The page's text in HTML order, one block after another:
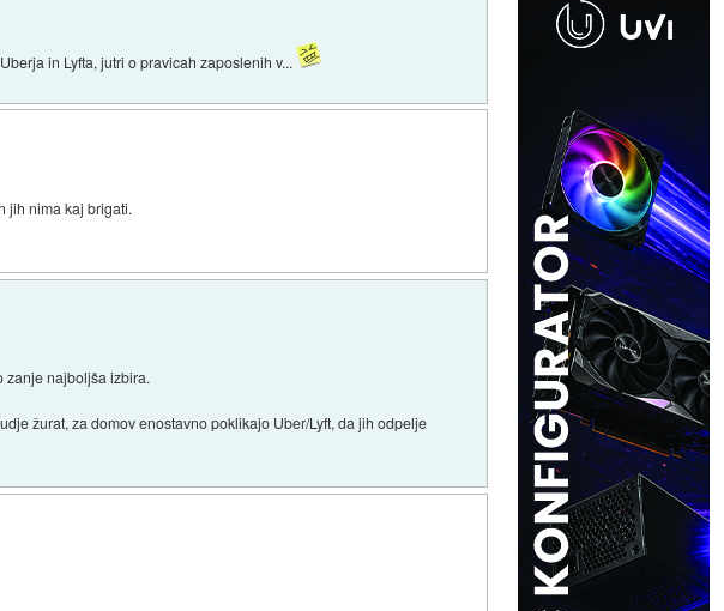
in Lyfta, jutri o pravicah zaposlenih v...
jih nima kaj brigati.
zanje najboljša izbira.
žurat, za domov enostavno poklikajo Uber/Lyft, da jih odpelje